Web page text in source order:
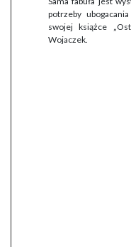
potrzeby
swojej książce
Wojaczek.